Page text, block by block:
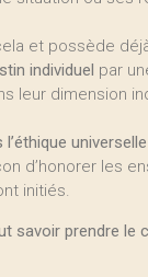
et possède
individuel par
leur dimension
universelle
d’honorer les
initiés.
savoir prendre le